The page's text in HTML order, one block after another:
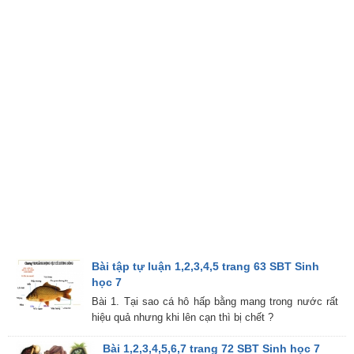
Bài tập tự luận 1,2,3,4,5 trang 63 SBT Sinh
học 7
Bài 1. Tại sao cá hô hấp bằng mang trong nước rất
hiệu quả nhưng khi lên cạn thì bị chết ?
Bài 1,2,3,4,5,6,7 trang 72 SBT Sinh học 7